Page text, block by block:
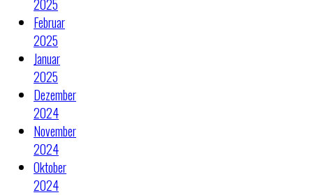
2025
Februar
2025
Januar
2025
Dezember
2024
November
2024
Oktober
2024